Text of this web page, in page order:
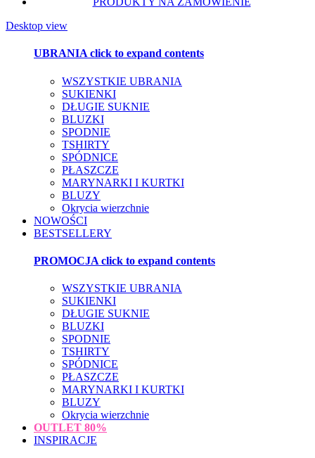
Desktop view
UBRANIAclick to expand contents
WSZYSTKIE UBRANIA
SUKIENKI
DŁUGIE SUKNIE
BLUZKI
SPODNIE
TSHIRTY
SPÓDNICE
PŁASZCZE
MARYNARKI I KURTKI
BLUZY
Okrycia wierzchnie
NOWOŚCI
BESTSELLERY
PROMOCJA click to expand contents
WSZYSTKIE UBRANIA
SUKIENKI
DŁUGIE SUKNIE
BLUZKI
SPODNIE
TSHIRTY
SPÓDNICE
PŁASZCZE
MARYNARKI I KURTKI
BLUZY
Okrycia wierzchnie
OUTLET 80%
INSPIRACJE